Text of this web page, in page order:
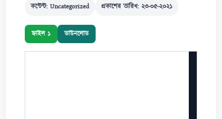
কন্টেন্ট: Uncategorized প্রকাশের তারিখ: ২৩-০৫-২০২১
ফাইল ১ ডাউনলোড